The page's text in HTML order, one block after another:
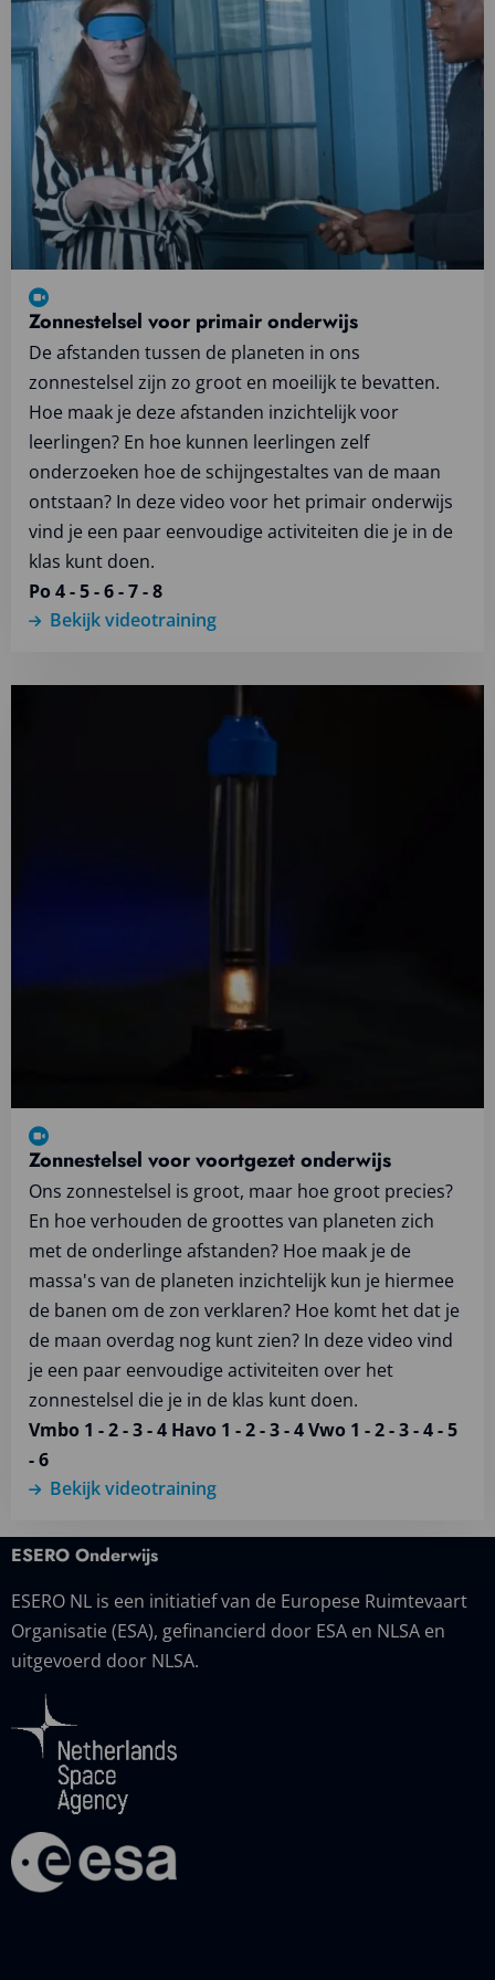
Zonnestelsel voor primair onderwijs
De afstanden tussen de planeten in ons
zonnestelsel zijn zo groot en moeilijk te bevatten.
Hoe maak je deze afstanden inzichtelijk voor
leerlingen? En hoe kunnen leerlingen zelf
onderzoeken hoe de schijngestaltes van de maan
ontstaan? In deze video voor het primair onderwijs
vind je een paar eenvoudige activiteiten die je in de
klas kunt doen.
Po 4 - 5 - 6 - 7 - 8
Bekijk videotraining
videotraining
Zonnestelsel voor voortgezet onderwijs
Ons zonnestelsel is groot, maar hoe groot precies?
En hoe verhouden de groottes van planeten zich
met de onderlinge afstanden? Hoe maak je de
massa's van de planeten inzichtelijk kun je hiermee
de banen om de zon verklaren? Hoe komt het dat je
de maan overdag nog kunt zien? In deze video vind
je een paar eenvoudige activiteiten over het
zonnestelsel die je in de klas kunt doen.
Vmbo 1 - 2 - 3 - 4 Havo 1 - 2 - 3 - 4 Vwo 1 - 2 - 3 - 4 - 5
- 6
Bekijk videotraining
ESERO Onderwijs
ESERO NL is een initiatief van de Europese Ruimtevaart
Organisatie (ESA), gefinancierd door ESA en NLSA en
uitgevoerd door NLSA.